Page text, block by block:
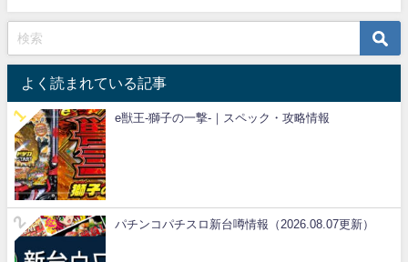
よく読まれている記事
e獣王-獅子の一撃-｜スペック・攻略情報
パチンコパチスロ新台噂情報（2026.08.07更新）